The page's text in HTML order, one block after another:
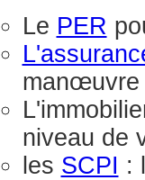
Le PER
niveau de
les SCPI :